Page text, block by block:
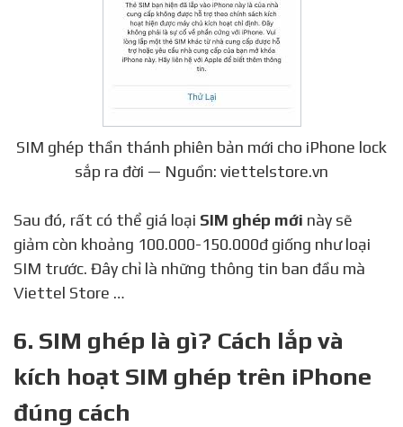
SIM ghép thần thánh phiên bản mới cho iPhone lock
sắp ra đời — Nguồn: viettelstore.vn
Sau đó, rất có thể giá loại SIM ghép mới này sẽ
giảm còn khoảng 100.000-150.000đ giống như loại
SIM trước. Đây chỉ là những thông tin ban đầu mà
Viettel Store …
6. SIM ghép là gì? Cách lắp và
kích hoạt SIM ghép trên iPhone
đúng cách